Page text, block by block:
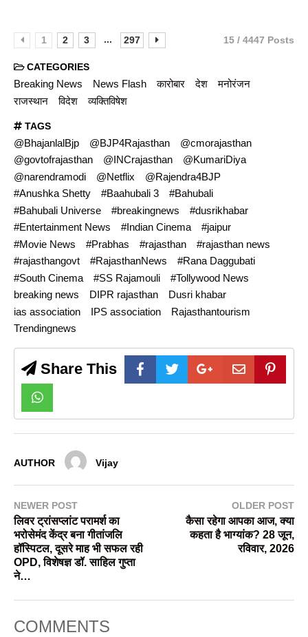
1 2 3 ... 297 15 / 4447 Posts
CATEGORIES
Breaking News News Flash कारोबार देश
मनोरंजन
राजस्थान
विदेश व्यक्तिविषेश
TAGS
@BhajanlalBjp @BJP4Rajasthan
@cmorajasthan
@govtofrajasthan
@INCrajasthan
@KumariDiya
@narendramodi
@Netflix
@Rajendra4BJP
#Anushka Shetty
#Baahubali 3
#Bahubali
#Bahubali Universe
#breakingnews
#dusrikhabar
#Entertainment News
#Indian Cinema
#jaipur
#Movie News
#Prabhas #rajasthan
#rajasthan news
#rajasthangovt
#RajasthanNews
#Rana Daggubati
#South Cinema
#SS Rajamouli
#Tollywood News
breaking news
DIPR rajasthan
Dusri khabar
ias association
IPS association
Rajasthantourism
Trendingnews
Share This
AUTHOR Vijay
NEWER POST
लिवर ट्रांसप्लांट परामर्श का
भरोसेमंद केंद्र बना गीतांजलि
हॉस्पिटल, दूसरे माह भी सफल रही
OPD, विशेषज्ञ डॉ. साहिल गुप्ता
ने…
OLDER POST
कैसा रहेगा आपका आज, क्या
कहता है भाग्यांक? 28 जून,
रविवार, 2026
COMMENTS